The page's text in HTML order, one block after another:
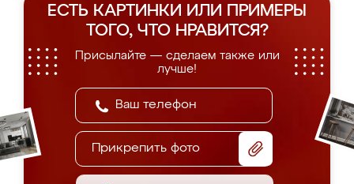
ЕСТЬ КАРТИНКИ ИЛИ ПРИМЕРЫ
ТОГО, ЧТО НРАВИТСЯ?
Присылайте — сделаем также или
лучше!
Прикрепить фото